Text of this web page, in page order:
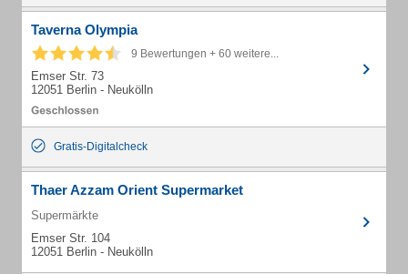
Taverna Olympia
9 Bewertungen + 60 weitere...
Emser Str. 73
12051 Berlin - Neukölln
Gratis-Digitalcheck
Thaer Azzam Orient Supermarket
Supermärkte
Emser Str. 104
12051 Berlin - Neukölln